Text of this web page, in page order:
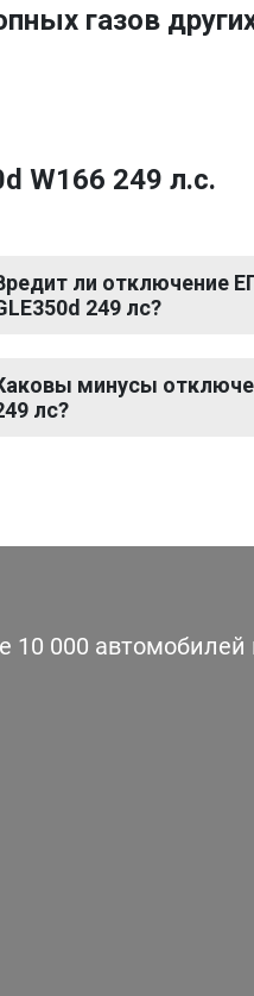
газов
W166 249 л.с.
ли отключение
249 лс?
минусы
лс?
000 автомобилей